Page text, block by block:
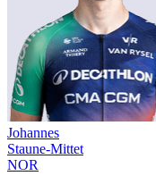
Johannes
Staune-Mittet
NOR